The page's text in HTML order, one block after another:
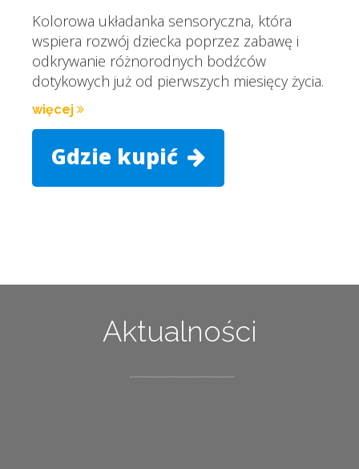
Kolorowa układanka sensoryczna, która
wspiera rozwój dziecka poprzez zabawę i
odkrywanie różnorodnych bodźców
dotykowych już od pierwszych miesięcy życia.
więcej
Gdzie kupić
Aktualności